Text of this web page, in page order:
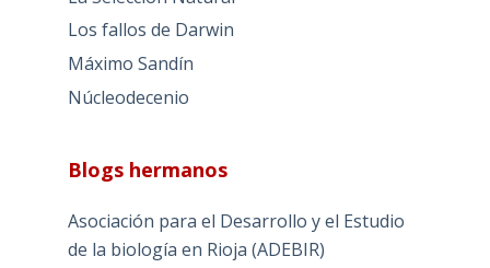
Los fallos de Darwin
Máximo Sandín
Núcleodecenio
Blogs hermanos
Asociación para el Desarrollo y el Estudio
de la biología en Rioja (ADEBIR)